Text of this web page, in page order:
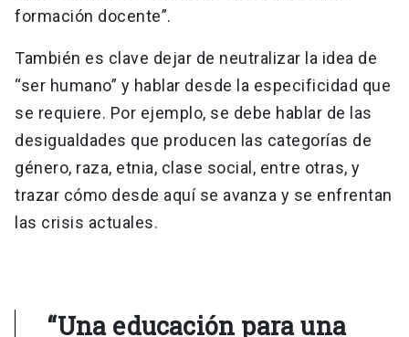
formación docente”.
También es clave dejar de neutralizar la idea de
“ser humano” y hablar desde la especificidad que
se requiere. Por ejemplo, se debe hablar de las
desigualdades que producen las categorías de
género, raza, etnia, clase social, entre otras, y
trazar cómo desde aquí se avanza y se enfrentan
las crisis actuales.
“Una educación para una